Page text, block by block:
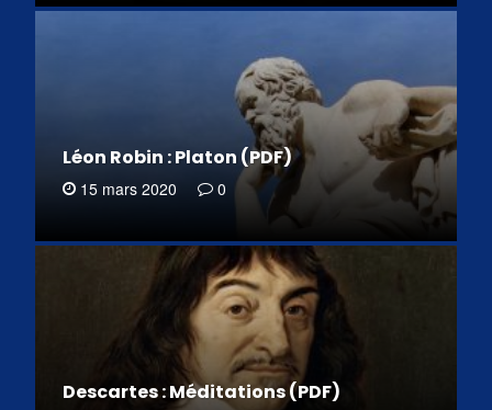
Léon Robin : Platon (PDF)
15 mars 2020 0
Descartes : Méditations (PDF)